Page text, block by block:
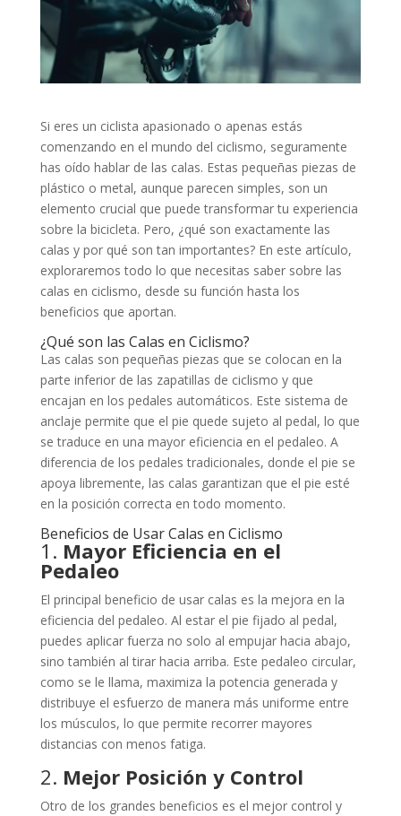
Si eres un ciclista apasionado o apenas estás
comenzando en el mundo del ciclismo, seguramente
has oído hablar de las calas. Estas pequeñas piezas de
plástico o metal, aunque parecen simples, son un
elemento crucial que puede transformar tu experiencia
sobre la bicicleta. Pero, ¿qué son exactamente las
calas y por qué son tan importantes? En este artículo,
exploraremos todo lo que necesitas saber sobre las
calas en ciclismo, desde su función hasta los
beneficios que aportan.
¿Qué son las Calas en Ciclismo?
Las calas son pequeñas piezas que se colocan en la
parte inferior de las zapatillas de ciclismo y que
encajan en los pedales automáticos. Este sistema de
anclaje permite que el pie quede sujeto al pedal, lo que
se traduce en una mayor eficiencia en el pedaleo. A
diferencia de los pedales tradicionales, donde el pie se
apoya libremente, las calas garantizan que el pie esté
en la posición correcta en todo momento.
Beneficios de Usar Calas en Ciclismo
1. Mayor Eficiencia en el
Pedaleo
El principal beneficio de usar calas es la mejora en la
eficiencia del pedaleo. Al estar el pie fijado al pedal,
puedes aplicar fuerza no solo al empujar hacia abajo,
sino también al tirar hacia arriba. Este pedaleo circular,
como se le llama, maximiza la potencia generada y
distribuye el esfuerzo de manera más uniforme entre
los músculos, lo que permite recorrer mayores
distancias con menos fatiga.
2. Mejor Posición y Control
Otro de los grandes beneficios es el mejor control y